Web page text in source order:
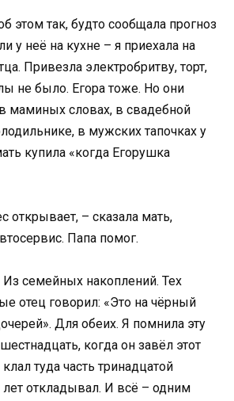
этом так, будто сообщала прогноз
у неё на кухне – я приехала на
Привезла электробритву, торт,
не было. Егора тоже. Но они
маминых словах, в свадебной
в мужских тапочках у
купила «когда Егорушка
открывает, – сказала мать,
Папа помог.
Из семейных накоплений. Тех
отец говорил: «Это на чёрный
Для обеих. Я помнила эту
когда он завёл этот
туда часть тринадцатой
лет откладывал. И всё – одним